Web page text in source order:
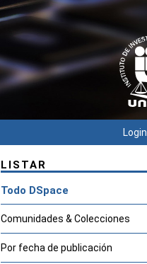
Login
LISTAR
Todo DSpace
Comunidades & Colecciones
Por fecha de publicación